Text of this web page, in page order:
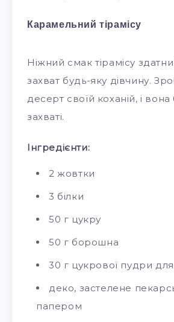
Карамельний тірамісу
Ніжний смак тірамісу
захват будь-яку дівчину.
десерт своїй коханій, і
захваті.
Інгредієнти:
2 жовтки
3 білки
50 г цукру
50 г борошна
30 г цукрової пудри
деко, застелене
папером